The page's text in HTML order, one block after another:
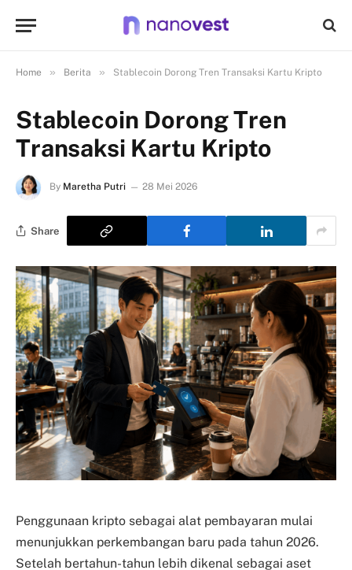
Home » Berita » Stablecoin Dorong Tren Transaksi Kartu Kripto
Stablecoin Dorong Tren
Transaksi Kartu Kripto
By Maretha Putri 28 Mei 2026
Share
Penggunaan kripto sebagai alat pembayaran mulai
menunjukkan perkembangan baru pada tahun 2026.
Setelah bertahun-tahun lebih dikenal sebagai aset